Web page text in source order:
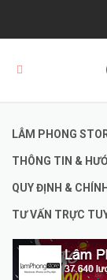
LÂM PHONG
THÔNG TIN &
QUY ĐỊNH &
TƯ VẤN TRỰC